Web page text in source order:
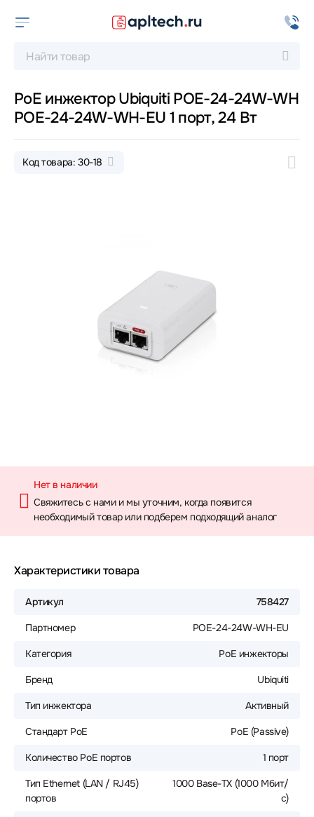
PoE инжектор Ubiquiti POE-24-24W-WH
POE-24-24W-WH-EU 1 порт, 24 Вт
Код товара: 30-18
Нет в наличии
Свяжитесь с нами и мы уточним, когда появится
необходимый товар или подберем подходящий аналог
Характеристики товара
Артикул 758427
Партномер POE-24-24W-WH-EU
Категория PoE инжекторы
Бренд Ubiquiti
Тип инжектора Активный
Стандарт PoE PoE (Passive)
Количество PoE портов 1 порт
Тип Ethernet (LAN / RJ45)
портов
1000 Base-TX (1000 Мбит/
с)